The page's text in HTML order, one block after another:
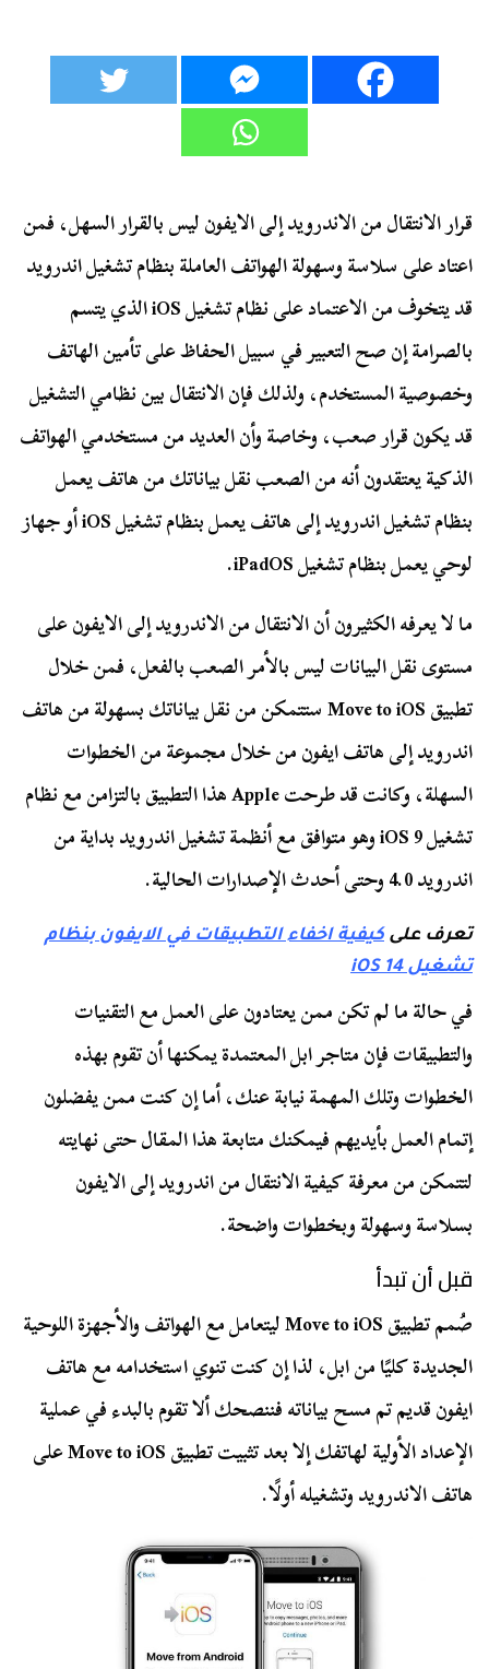
قرار الانتقال من الاندرويد إلى الايفون ليس بالقرار السهل، فمن
اعتاد على سلاسة وسهولة الهواتف العاملة بنظام تشغيل اندرويد
قد يتخوف من الاعتماد على نظام تشغيل iOS الذي يتسم
بالصرامة إن صح التعبير في سبيل الحفاظ على تأمين الهاتف
وخصوصية المستخدم، ولذلك فإن الانتقال بين نظامي التشغيل
قد يكون قرار صعب، وخاصة وأن العديد من مستخدمي الهواتف
الذكية يعتقدون أنه من الصعب نقل بياناتك من هاتف يعمل
بنظام تشغيل اندرويد إلى هاتف يعمل بنظام تشغيل iOS أو جهاز
لوحي يعمل بنظام تشغيل iPadOS.
ما لا يعرفه الكثيرون أن الانتقال من الاندرويد إلى الايفون على
مستوى نقل البيانات ليس بالأمر الصعب بالفعل، فمن خلال
تطبيق Move to iOS ستتمكن من نقل بياناتك بسهولة من هاتف
اندرويد إلى هاتف ايفون من خلال مجموعة من الخطوات
السهلة، وكانت قد طرحت Apple هذا التطبيق بالتزامن مع نظام
تشغيل iOS 9 وهو متوافق مع أنظمة تشغيل اندرويد بداية من
اندرويد 4.0 وحتى أحدث الإصدارات الحالية.
تعرف على كيفية اخفاء التطبيقات في الايفون بنظام
تشغيل iOS 14
في حالة ما لم تكن ممن يعتادون على العمل مع التقنيات
والتطبيقات فإن متاجر ابل المعتمدة يمكنها أن تقوم بهذه
الخطوات وتلك المهمة نيابة عنك، أما إن كنت ممن يفضلون
إتمام العمل بأيديهم فيمكنك متابعة هذا المقال حتى نهايته
لتتمكن من معرفة كيفية الانتقال من اندرويد إلى الايفون
بسلاسة وسهولة وبخطوات واضحة.
قبل أن تبدأ
صُمم تطبيق Move to iOS ليتعامل مع الهواتف والأجهزة اللوحية
الجديدة كليًا من ابل، لذا إن كنت تنوي استخدامه مع هاتف
ايفون قديم تم مسح بياناته فننصحك ألا تقوم بالبدء في عملية
الإعداد الأولية لهاتفك إلا بعد تثبيت تطبيق Move to iOS على
هاتف الاندرويد وتشغيله أولًا.